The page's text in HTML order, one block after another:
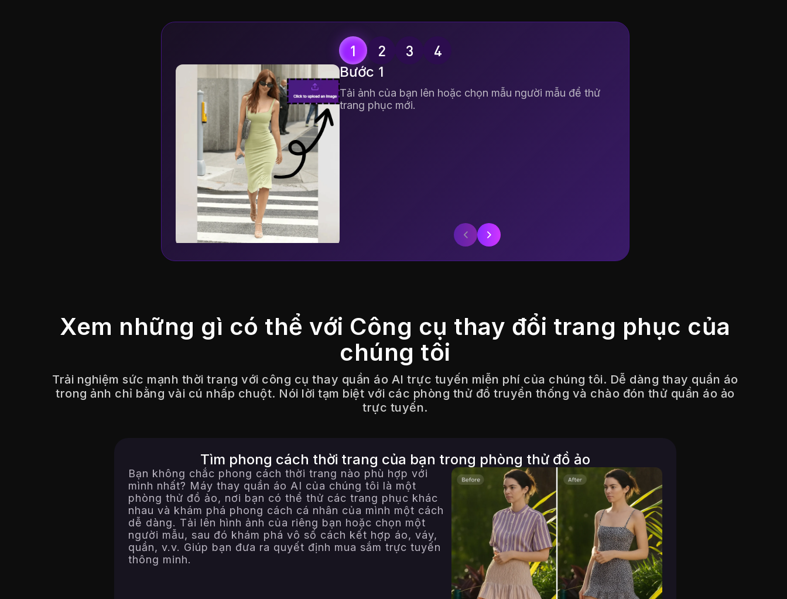
Bước 1
Tải ảnh của bạn lên hoặc chọn mẫu người mẫu để thử
trang phục mới.
Xem những gì có thể với Công cụ thay đổi trang phục của
chúng tôi
Trải nghiệm sức mạnh thời trang với công cụ thay quần áo AI trực tuyến miễn phí của chúng tôi. Dễ dàng thay quần áo
trong ảnh chỉ bằng vài cú nhấp chuột. Nói lời tạm biệt với các phòng thử đồ truyền thống và chào đón thử quần áo ảo
trực tuyến.
Tìm phong cách thời trang của bạn trong phòng thử đồ ảo
Bạn không chắc phong cách thời trang nào phù hợp với
mình nhất? Máy thay quần áo AI của chúng tôi là một
phòng thử đồ ảo, nơi bạn có thể thử các trang phục khác
nhau và khám phá phong cách cá nhân của mình một cách
dễ dàng. Tải lên hình ảnh của riêng bạn hoặc chọn một
người mẫu, sau đó khám phá vô số cách kết hợp áo, váy,
quần, v.v. Giúp bạn đưa ra quyết định mua sắm trực tuyến
thông minh.